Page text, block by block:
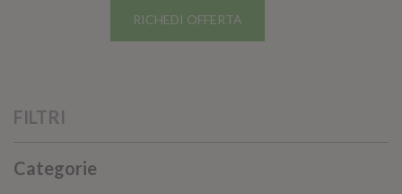
RICHEDI OFFERTA
FILTRI
Categorie